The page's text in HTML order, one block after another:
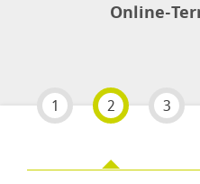
Online-
1 2 3